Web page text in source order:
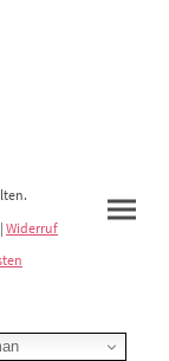
| Widerruf